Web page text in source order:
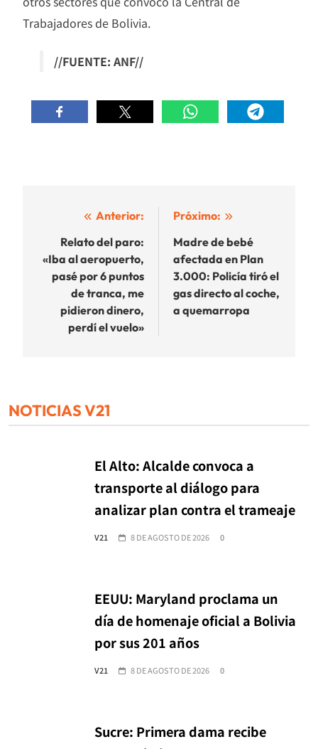
Trabajadores de Bolivia.
//FUENTE: ANF//
Navegación
entradas
Anterior:
Relato del paro:
«Iba al aeropuerto,
pasé por 6 puntos
de tranca, me
pidieron dinero,
perdí el vuelo»
Próximo:
Madre de bebé
afectada en Plan
3.000: Policía tiró el
gas directo al coche,
a quemarropa
NOTICIAS V21
El Alto: Alcalde convoca a
transporte al diálogo para
analizar plan contra el trameaje
V21 8 DE AGOSTO DE 2026 0
EEUU: Maryland proclama un
día de homenaje oficial a Bolivia
por sus 201 años
V21 8 DE AGOSTO DE 2026 0
Sucre: Primera dama recibe